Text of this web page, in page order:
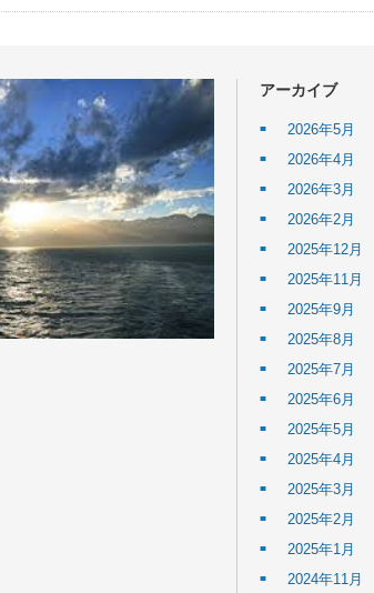
アーカイブ
2026年5月
2026年4月
2026年3月
2026年2月
2025年12月
2025年11月
2025年9月
2025年8月
2025年7月
2025年6月
2025年5月
2025年4月
2025年3月
2025年2月
2025年1月
2024年11月